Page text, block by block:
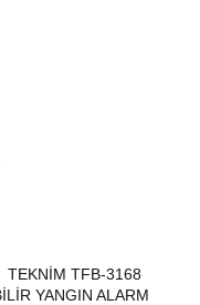
TEKNİM TFB-3168
YANGIN ALARM